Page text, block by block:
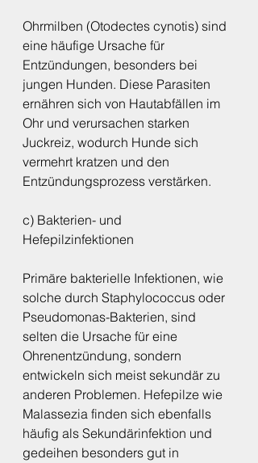
Ohrmilben (Otodectes cynotis) sind
eine häufige Ursache für
Entzündungen, besonders bei
jungen Hunden. Diese Parasiten
ernähren sich von Hautabfällen im
Ohr und verursachen starken
Juckreiz, wodurch Hunde sich
vermehrt kratzen und den
Entzündungsprozess verstärken.
c) Bakterien- und
Hefepilzinfektionen
Primäre bakterielle Infektionen, wie
solche durch Staphylococcus oder
Pseudomonas-Bakterien, sind
selten die Ursache für eine
Ohrenentzündung, sondern
entwickeln sich meist sekundär zu
anderen Problemen. Hefepilze wie
Malassezia finden sich ebenfalls
häufig als Sekundärinfektion und
gedeihen besonders gut in